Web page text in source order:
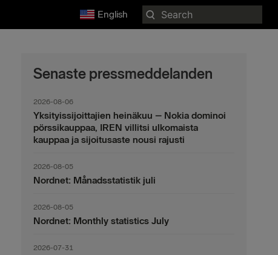
English
Search
for:
Senaste pressmeddelanden
2026-08-06
Yksityissijoittajien heinäkuu – Nokia dominoi
pörssikauppaa, IREN villitsi ulkomaista
kauppaa ja sijoitusaste nousi rajusti
2026-08-05
Nordnet: Månadsstatistik juli
2026-08-05
Nordnet: Monthly statistics July
2026-07-31